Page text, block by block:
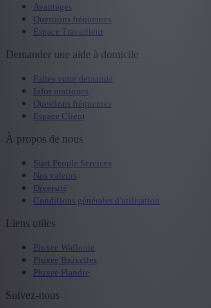
Avantages
Questions fréquentes
Espace Travailleur
Demander une aide à domicile
Faites votre demande
Infos pratiques
Questions fréquentes
Espace Client
À propos de nous
Start People Services
Nos valeurs
Diversité
Conditions générales d'utilisation
Liens utiles
Pluxee Wallonie
Pluxee Bruxelles
Pluxee Flandre
Suivez-nous